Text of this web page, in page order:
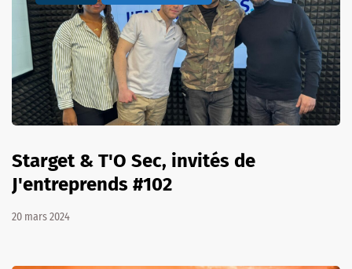
Starget & T'O Sec, invités de
J'entreprends #102
20 mars 2024